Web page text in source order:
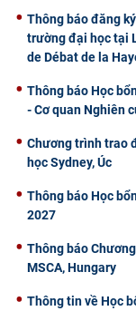
Thông báo đăng
trường đại học tại
de Débat de la
Thông báo Học
- Cơ quan Nghiên
Chương trình trao
học Sydney, Úc
Thông báo Học
2027
Thông báo
MSCA, Hungary
Thông tin về Học